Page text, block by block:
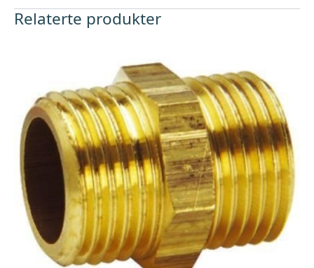
Relaterte produkter